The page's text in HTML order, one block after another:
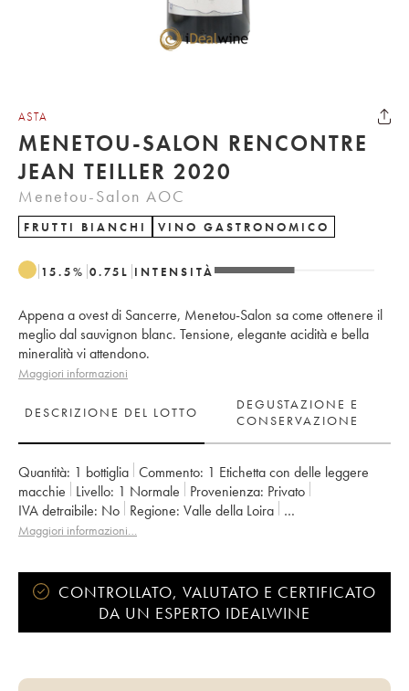
ASTA
MENETOU-SALON RENCONTRE
JEAN TEILLER 2020
Menetou-Salon AOC
FRUTTI BIANCHI VINO GASTRONOMICO
15.5% 0.75 L INTENSITÀ
Appena a ovest di Sancerre, Menetou-Salon sa come ottenere il
meglio dal sauvignon blanc. Tensione, elegante acidità e bella
mineralità vi attendono.
Maggiori informazioni
DESCRIZIONE DEL LOTTO
DEGUSTAZIONE E
CONSERVAZIONE
Quantità: 1 bottiglia Commento: 1 Etichetta con delle leggere
macchie
Livello: 1 Normale Provenienza:
privato
IVA detraibile:
no Regione:
Valle della Loira
Denominazione:
Menetou-Salon
Maggiori informazioni…
CONTROLLATO, VALUTATO E CERTIFICATO
DA UN ESPERTO IDEALWINE